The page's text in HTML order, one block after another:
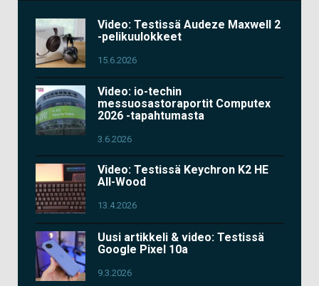
Video: Testissä Audeze Maxwell 2
-pelikuulokkeet
15.6.2026
Video: io-techin
messuosastoraportit Computex
2026 -tapahtumasta
3.6.2026
Video: Testissä Keychron K2 HE
All-Wood
13.4.2026
Uusi artikkeli & video: Testissä
Google Pixel 10a
9.3.2026